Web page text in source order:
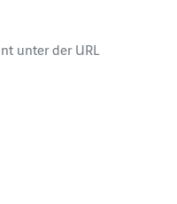
unter der URL